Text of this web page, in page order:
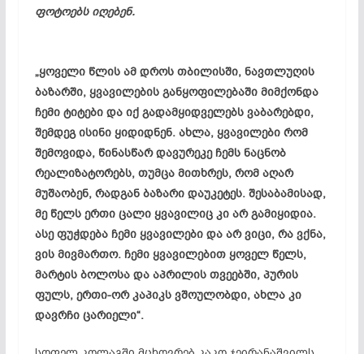
ფოტოებს იღებენ.
„ყოველი წლის ამ დროს თბილისში, ნავთლუღის
ბაზარში, ყვავილების განყოფილებაში მიმქონდა
ჩემი ტიტები და იქ გადამყიდველებს ვაბარებდი,
შემდეგ ისინი ყიდიდნენ. ახლა, ყვავილები რომ
შემოვიდა, წინასწარ დავურეკე ჩემს ნაცნობ
რეალიზატორებს, თუმცა მითხრეს, რომ აღარ
მუშაობენ, რადგან ბაზარი დაუკეტეს. შესაბამისად,
მე წელს ერთი ცალი ყვავილიც კი არ გამიყიდია.
ასე ფუჭდება ჩემი ყვავილები და არ ვიცი, რა ვქნა,
ვის მივმართო. ჩემი ყვავილებით ყოველ წელს,
მარტის ბოლოსა და აპრილის თვეებში, პურის
ფულს, ერთი-ორ კაპიკს ვშოულობდი, ახლა კი
დავრჩი ცარიელი“.